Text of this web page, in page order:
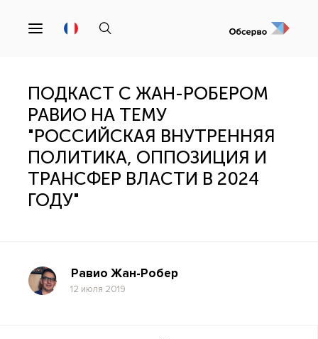
ПОДКАСТ С ЖАН-РОБЕРОМ
РАВИО НА ТЕМУ
"РОССИЙСКАЯ ВНУТРЕННЯЯ
ПОЛИТИКА, ОППОЗИЦИЯ И
ТРАНСФЕР ВЛАСТИ В 2024
ГОДУ"
Равио Жан-Робер
12 июля 2019